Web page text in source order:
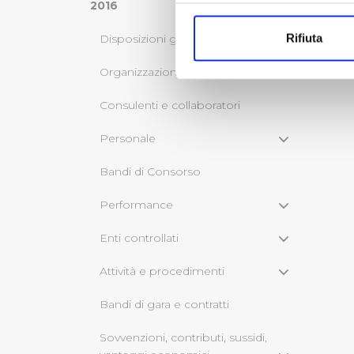
Identificare il tuo
digitali).
modificare o ritirare il tuo
Utilizziamo dei cookie
pubblicità e social media,
Cliccando su
desiderati e le terze parti
Rifiuta
2016
Disposizioni generali
Organizzazione
Consulenti e collaboratori
Personale
Bandi di Consorso
Performance
Enti controllati
Attività e procedimenti
Bandi di gara e contratti
Sovvenzioni, contributi, sussidi,